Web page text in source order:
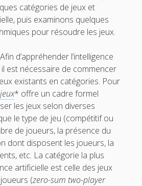
catégories de jeux et
puis examinons quelques
pour résoudre les jeux.
d’appréhender l’intelligence
est nécessaire de commencer
existants en catégories. Pour
* offre un cadre formel
les jeux selon diverses
le type de jeu (compétitif ou
de joueurs, la présence du
dont disposent les joueurs, la
etc. La catégorie la plus
artificielle est celle des jeux
(zero-sum two-player